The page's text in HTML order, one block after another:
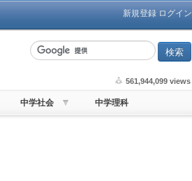
新規登録 ログイン
561,944,099 views
中学社会 中学理科